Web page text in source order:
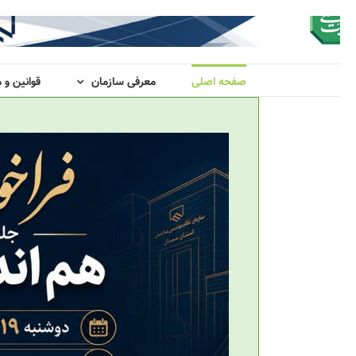
صفحه اصلی معرفی سازمان قوانین